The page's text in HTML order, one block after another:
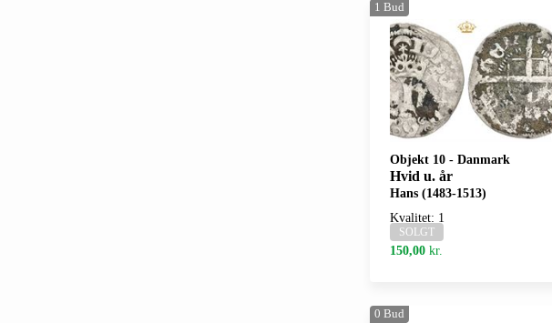
1 Bud
Objekt 10 - Danmark
Hvid u. år
Hans (1483-1513)
Kvalitet: 1
SOLGT
150,00 kr.
0 Bud